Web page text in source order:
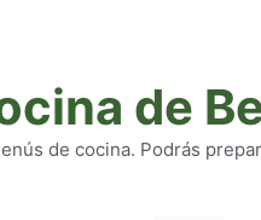
de
de cocina. Podrás